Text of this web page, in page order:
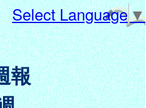
Select Language▼
報